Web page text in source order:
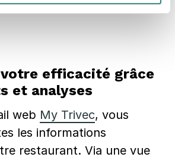
efficacité grâce
et analyses
web My Trivec, vous
les informations
restaurant. Via une vue